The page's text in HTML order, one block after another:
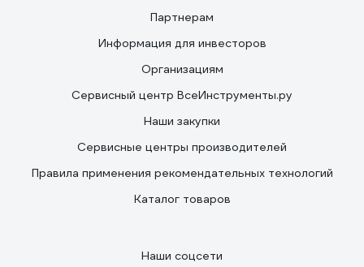
Партнерам
Информация для инвесторов
Организациям
Сервисный центр ВсеИнструменты.ру
Наши закупки
Сервисные центры производителей
Правила применения рекомендательных технологий
Каталог товаров
Наши соцсети